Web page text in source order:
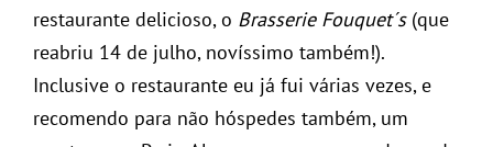
restaurante delicioso, o Brasserie Fouquet´s(que
reabriu 14 de julho, novíssimo também!).
Inclusive o restaurante eu já fui várias vezes, e
recomendo para não hóspedes também, um